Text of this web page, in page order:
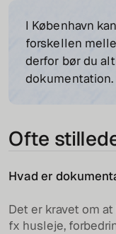
I København
forskellen
derfor bør du
dokumentation.
Ofte
Hvad er
Det er kravet om
fx husleje,